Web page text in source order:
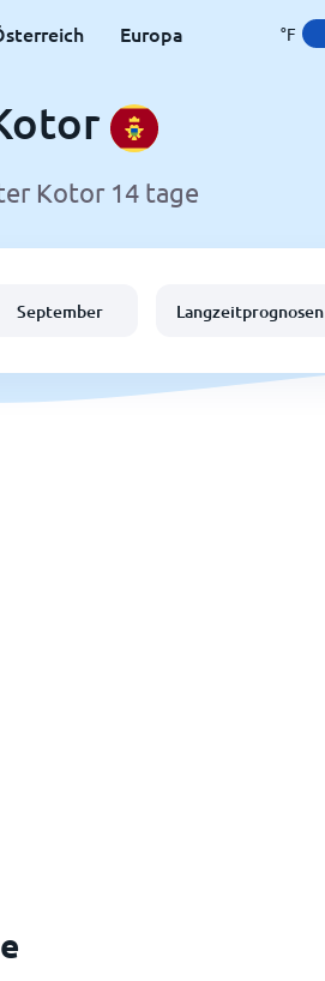
Europa °F
Kotor 14 tage
September Langzeitprognosen